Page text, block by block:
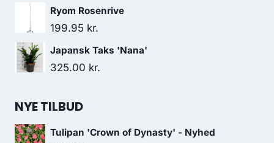
Ryom Rosenrive
199.95 kr.
Japansk Taks 'Nana'
325.00 kr.
NYE TILBUD
Tulipan 'Crown of Dynasty' - Nyhed